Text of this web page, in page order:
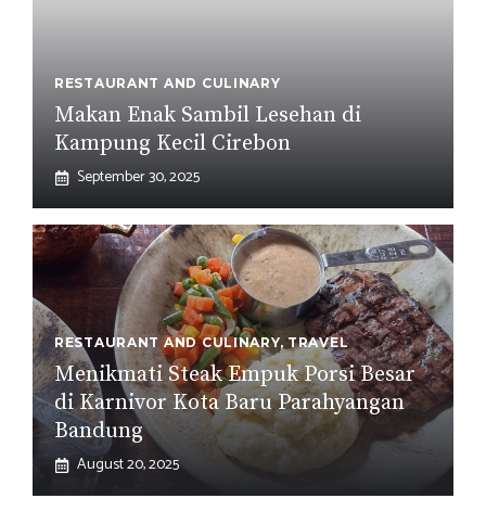
RESTAURANT AND CULINARY
Makan Enak Sambil Lesehan di
Kampung Kecil Cirebon
September 30, 2025
RESTAURANT AND CULINARY,TRAVEL
Menikmati Steak Empuk Porsi Besar
di Karnivor Kota Baru Parahyangan
Bandung
August 20, 2025